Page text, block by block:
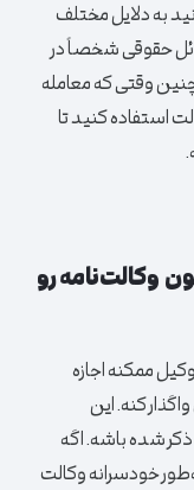
به دلایل مختلف
حقوقی شخصاً در
وقتی که معامله
استفاده کنید تا
وکالت‌نامه رو
ممکنه اجازه
کنه. این
شده باشه. اگه
خودسرانه وکالت